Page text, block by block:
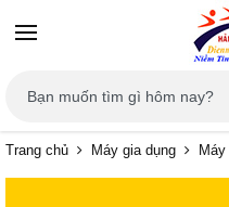
Trang chủ Máy gia dụng